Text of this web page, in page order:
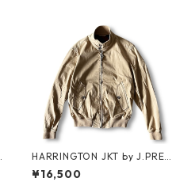
HARRINGTON JKT by J.PRES
S
¥16,500